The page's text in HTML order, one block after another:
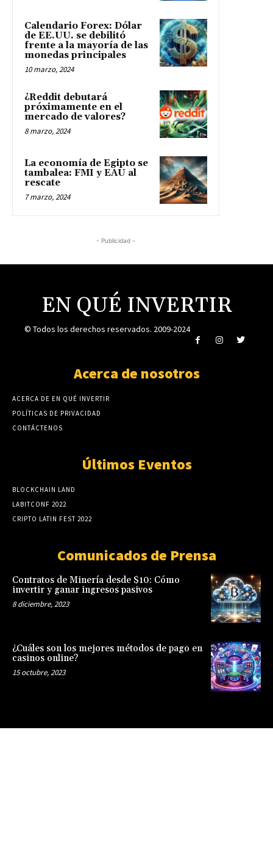
Calendario Forex: Dólar
de EE.UU. se debilitó
frente a la mayoría de las
monedas principales
10 marzo, 2024
¿Reddit debutará
próximamente en el
mercado de valores?
8 marzo, 2024
La economía de Egipto se
tambalea: FMI y EAU al
rescate
7 marzo, 2024
- Publicidad -
EN QUÉ INVERTIR
© Todos los derechos reservados. 2009-2024
Acerca de nosotros
ACERCA DE EN QUÉ INVERTIR
POLÍTICAS DE PRIVACIDAD
CONTÁCTENOS
Últimos Eventos
BLOCKCHAIN LAND
LABITCONF 2022
CRIPTO LATIN FEST 2022
Comunicados de Prensa
Contratos de Minería desde $10: Cómo
invertir y ganar ingresos pasivos
8 diciembre, 2023
¿Cuáles son los mejores métodos de pago en
casinos online?
15 octubre, 2023